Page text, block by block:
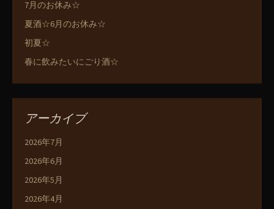
7月のお休み☆
夏酒☆6月のお休み☆
初夏☆
春に飲みたいにごり酒☆
アーカイブ
2026年7月
2026年6月
2026年5月
2026年4月